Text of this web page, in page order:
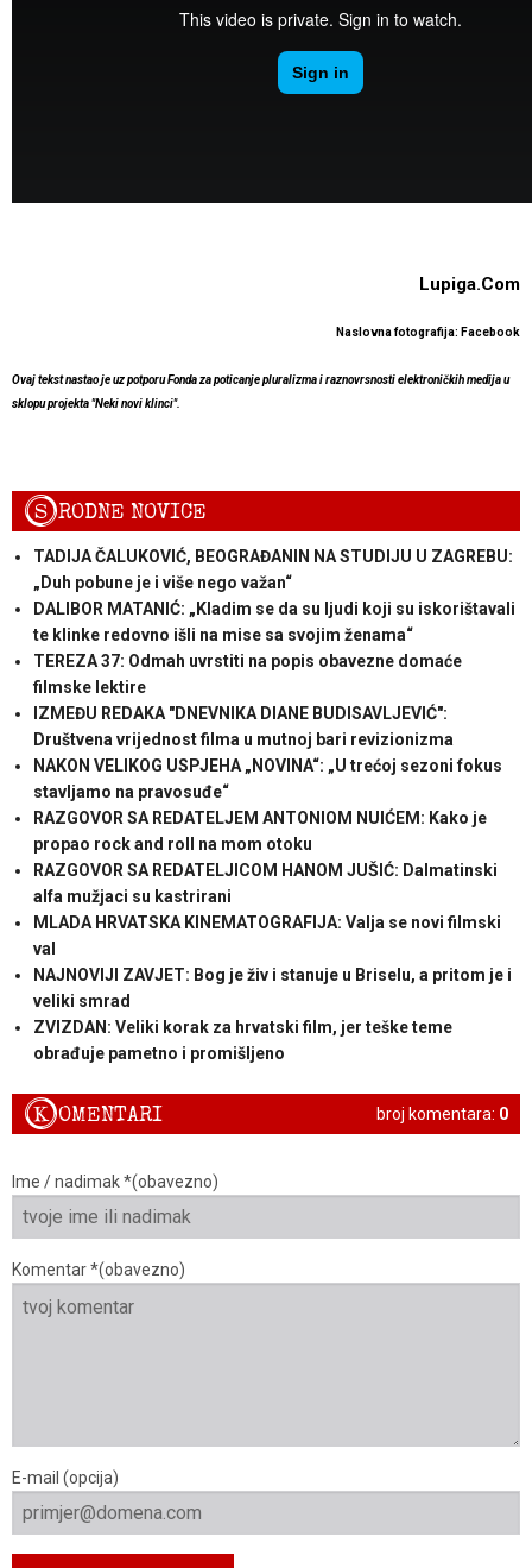
Lupiga.Com
Naslovna fotografija: Facebook
Ovaj tekst nastao je uz potporu Fonda za poticanje pluralizma i raznovrsnosti elektroničkih medija u
sklopu projekta "Neki novi klinci".
SRODNE NOVICE
TADIJA ČALUKOVIĆ, BEOGRAĐANIN NA STUDIJU U ZAGREBU:
„Duh pobune je i više nego važan“
DALIBOR MATANIĆ: „Kladim se da su ljudi koji su iskorištavali
te klinke redovno išli na mise sa svojim ženama“
TEREZA 37: Odmah uvrstiti na popis obavezne domaće
filmske lektire
IZMEĐU REDAKA "DNEVNIKA DIANE BUDISAVLJEVIĆ":
Društvena vrijednost filma u mutnoj bari revizionizma
NAKON VELIKOG USPJEHA „NOVINA“: „U trećoj sezoni fokus
stavljamo na pravosuđe“
RAZGOVOR SA REDATELJEM ANTONIOM NUIĆEM: Kako je
propao rock and roll na mom otoku
RAZGOVOR SA REDATELJICOM HANOM JUŠIĆ: Dalmatinski
alfa mužjaci su kastrirani
MLADA HRVATSKA KINEMATOGRAFIJA: Valja se novi filmski
val
NAJNOVIJI ZAVJET: Bog je živ i stanuje u Briselu, a pritom je i
veliki smrad
ZVIZDAN: Veliki korak za hrvatski film, jer teške teme
obrađuje pametno i promišljeno
broj komentara: 0
KOMENTARI
Ime / nadimak *(obavezno)
Komentar *(obavezno)
E-mail (opcija)